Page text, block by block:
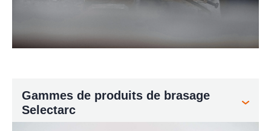
Gammes de produits de brasage
Selectarc